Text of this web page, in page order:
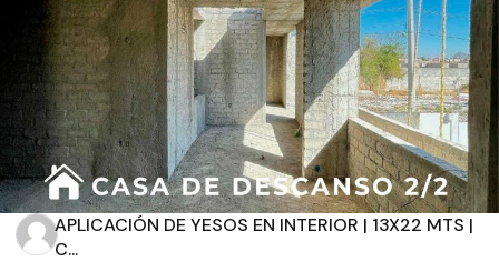
APLICACIÓN DE YESOS EN INTERIOR | 13X22 MTS |
C...